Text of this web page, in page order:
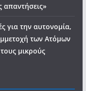
απαντήσεις»
για την αυτονομία,
των Ατόμων
μικρούς